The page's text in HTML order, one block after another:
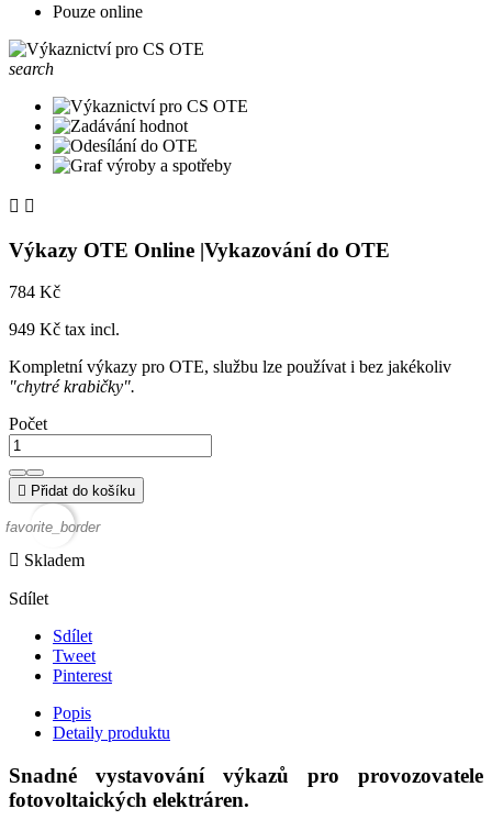
Pouze online
search
 
Výkazy OTE Online |Vykazování do OTE
784 Kč
949 Kč tax incl.
Kompletní výkazy pro OTE, službu lze používat i bez jakékoliv
"chytré krabičky".
Počet
 Přidat do košíku
favorite_border
 Skladem
Sdílet
Sdílet
Tweet
Pinterest
Popis
Detaily produktu
Snadné vystavování výkazů pro provozovatele
fotovoltaických elektráren.